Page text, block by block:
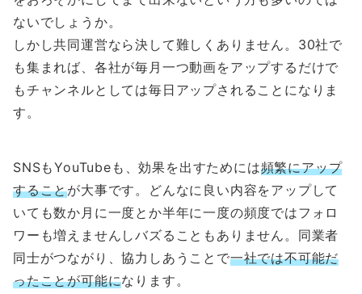
ないでしょうか。
しかし共同運営なら決して難しくありません。30社で
も集まれば、各社が毎月一つ動画をアップするだけで
もチャンネルとしては毎日アップされることになりま
す。
SNSもYouTubeも、効果を出すためには頻繁にアップ
することが大事です。どんなに良い内容をアップして
いても数か月に一度とか半年に一度の頻度ではフォロ
ワーも増えませんしバズることもありません。同業者
同士がつながり、協力しあうことで一社では不可能だ
ったことが可能になります。